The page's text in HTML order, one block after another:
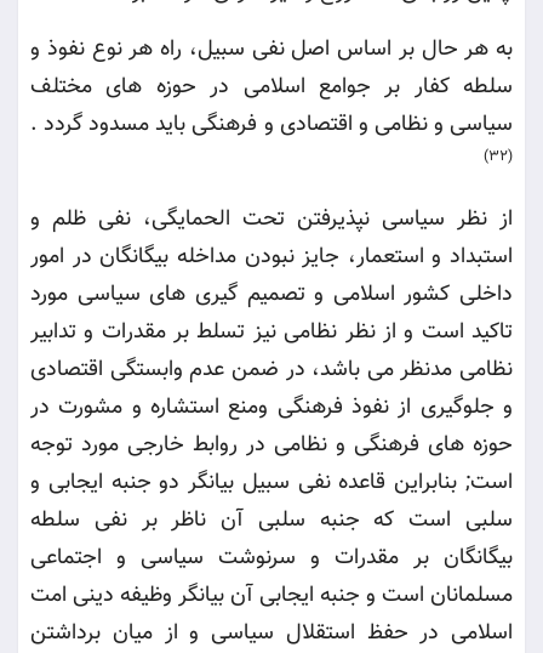
به هر حال بر اساس اصل نفی سبیل، راه هر نوع نفوذ و
سلطه کفار بر جوامع اسلامی در حوزه های مختلف
سیاسی و نظامی و اقتصادی و فرهنگی باید مسدود گردد .
(32)
از نظر سیاسی نپذیرفتن تحت الحمایگی، نفی ظلم و
استبداد و استعمار، جایز نبودن مداخله بیگانگان در امور
داخلی کشور اسلامی و تصمیم گیری های سیاسی مورد
تاکید است و از نظر نظامی نیز تسلط بر مقدرات و تدابیر
نظامی مدنظر می باشد، در ضمن عدم وابستگی اقتصادی
و جلوگیری از نفوذ فرهنگی ومنع استشاره و مشورت در
حوزه های فرهنگی و نظامی در روابط خارجی مورد توجه
است; بنابراین قاعده نفی سبیل بیانگر دو جنبه ایجابی و
سلبی است که جنبه سلبی آن ناظر بر نفی سلطه
بیگانگان بر مقدرات و سرنوشت سیاسی و اجتماعی
مسلمانان است و جنبه ایجابی آن بیانگر وظیفه دینی امت
اسلامی در حفظ استقلال سیاسی و از میان برداشتن